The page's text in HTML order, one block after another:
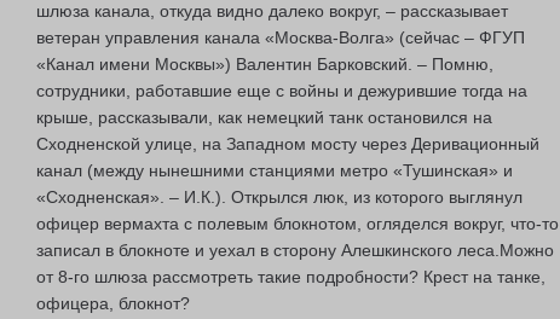
шлюза канала, откуда видно далеко вокруг, – рассказывает
ветеран управления канала «Москва-Волга» (сейчас – ФГУП
«Канал имени Москвы») Валентин Барковский. – Помню,
сотрудники, работавшие еще с войны и дежурившие тогда на
крыше, рассказывали, как немецкий танк остановился на
Сходненской улице, на Западном мосту через Деривационный
канал (между нынешними станциями метро «Тушинская» и
«Сходненская». – И.К.). Открылся люк, из которого выглянул
офицер вермахта с полевым блокнотом, огляделся вокруг, что-то
записал в блокноте и уехал в сторону Алешкинского леса.Можно
от 8-го шлюза рассмотреть такие подробности? Крест на танке,
офицера, блокнот?